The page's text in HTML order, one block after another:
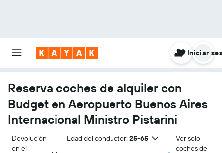
Iniciar
Reserva coches de alquiler con
Budget en Aeropuerto Buenos Aires
Internacional Ministro Pistarini
Devolución
en el
Edad del conductor: 25-65
Ver solo
coches de